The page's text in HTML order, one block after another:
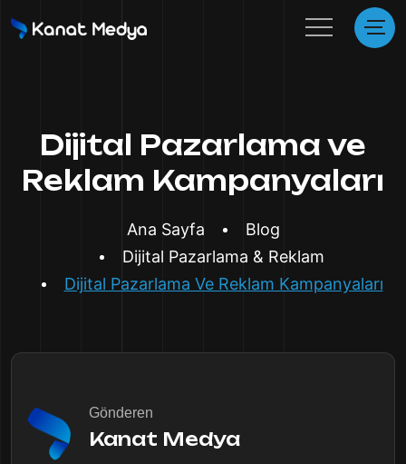
Dijital Pazarlama ve
Reklam Kampanyaları
Ana Sayfa
Blog
Dijital Pazarlama & Reklam
Dijital Pazarlama Ve Reklam Kampanyaları
Gönderen
Kanat Medya